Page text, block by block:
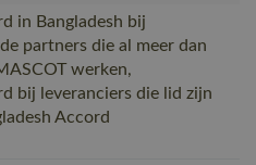
in Bangladesh bij
partners die al meer dan
werken,
bij leveranciers die lid zijn
Accord